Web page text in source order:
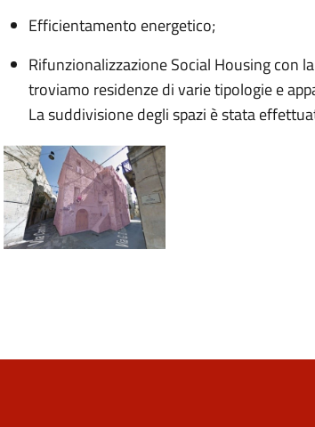
Efficientamento energetico;
Rifunzionalizzazione Social Housing con
troviamo residenze di varie tipologie e
La suddivisione degli spazi è stata